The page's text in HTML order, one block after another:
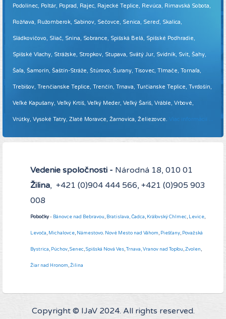
Podolínec, Poltár, Poprad, Rajec, Rajecké Teplice, Revúca, Rimavská Sobota,
Rožňava, Ružomberok, Sabinov, Sečovce, Senica, Sereď, Skalica,
Sládkovičovo, Sliač, Snina, Sobrance, Spišská Belá, Spišské Podhradie,
Spišské Vlachy, Strážske, Stropkov, Stupava, Svätý Jur, Svidník, Svit, Šahy,
Šaľa, Šamorín, Šaštín-Stráže, Štúrovo, Šurany, Tisovec, Tlmače, Tornaľa,
Trebišov, Trenčianske Teplice, Trenčín, Trnava, Turčianske Teplice, Tvrdošín,
Veľké Kapušany, Veľký Krtíš, Veľký Meder, Veľký Šariš, Vráble, Vrbové,
Vrútky, Vysoké Tatry, Zlaté Moravce, Žarnovica, Želiezovce. Viac informácií ...
Vedenie spoločnosti - Národná 18, 010 01
Žilina, +421 (0)904 444 566, +421 (0)905 903
008
Pobočky- Bánovce nad Bebravou, Bratislava,Čadca, Kráľovský Chlmec, Levice,
Levoča, Michalovce, Námestovo. Nové Mesto nad Váhom, Piešťany, Považská
Bystrica, Púchov,Senec,Spišská Nová Ves,Trnava,Vranov nad Topľou,Zvolen,
Žiar nad Hronom,Žilina
Copyright © IJaV 2024. All rights reserved.